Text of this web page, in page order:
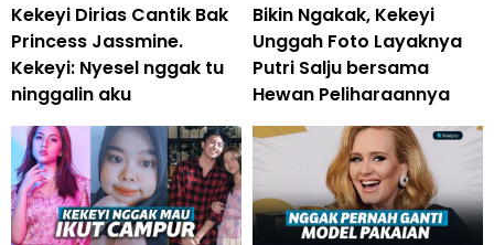
Kekeyi Dirias Cantik Bak
Princess Jassmine.
Kekeyi: Nyesel nggak tu
ninggalin aku
Bikin Ngakak, Kekeyi
Unggah Foto Layaknya
Putri Salju bersama
Hewan Peliharaannya